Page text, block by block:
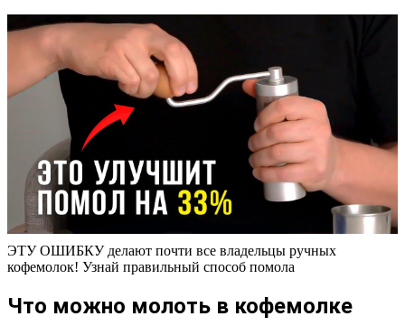
ЭТУ ОШИБКУ делают почти все владельцы ручных
кофемолок! Узнай правильный способ помола
Что можно молоть в кофемолке